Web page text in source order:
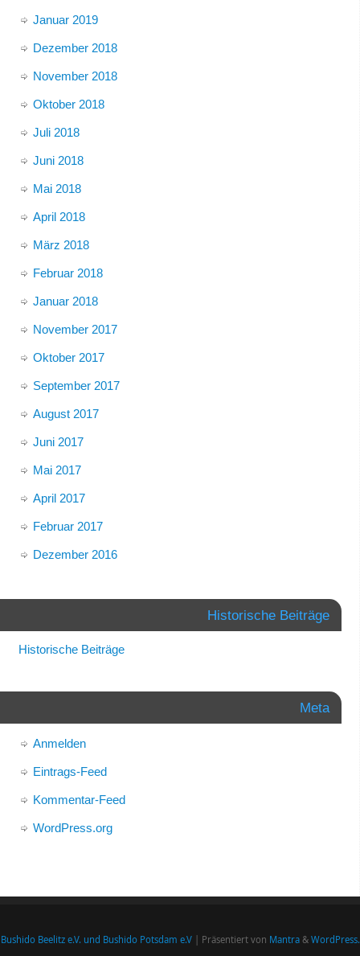
Januar 2019
Dezember 2018
November 2018
Oktober 2018
Juli 2018
Juni 2018
Mai 2018
April 2018
März 2018
Februar 2018
Januar 2018
November 2017
Oktober 2017
September 2017
August 2017
Juni 2017
Mai 2017
April 2017
Februar 2017
Dezember 2016
Historische Beiträge
Historische Beiträge
Meta
Anmelden
Eintrags-Feed
Kommentar-Feed
WordPress.org
Bushido Beelitz e.V. und Bushido Potsdam e.V| Präsentiert von Mantra& WordPress.